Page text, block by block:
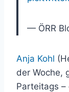
— ÖRR
Anja Kohl
der Woche,
Parteitags